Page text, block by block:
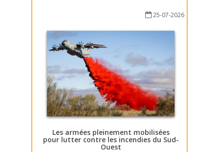
25-07-2026
Les armées pleinement mobilisées
pour lutter contre les incendies du Sud-
Ouest